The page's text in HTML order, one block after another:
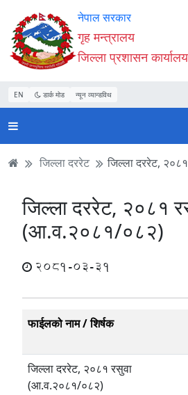
Accessibility
Mode
सुरु
गर्नुहोस्
सामाग्री
पढ्नुहाेस्
नेभिगेसन
पढ्नुहाेस्
वेबसाइट
खोजमा
जानुहोस्
नेपाल सरकार
गृह मन्त्रालय
जिल्ला प्रशासन
EN डार्क मोड न्यून व्यान्डविथ
जिल्ला दररेट जिल्ला दररेट,
जिल्ला दररेट, २०८१
(आ.व.२०८१/०८२)
2081-03-31
फाईलको नाम / शिर्षक
जिल्ला दररेट, २०८१ रसुवा
(आ.व.२०८१/०८२)